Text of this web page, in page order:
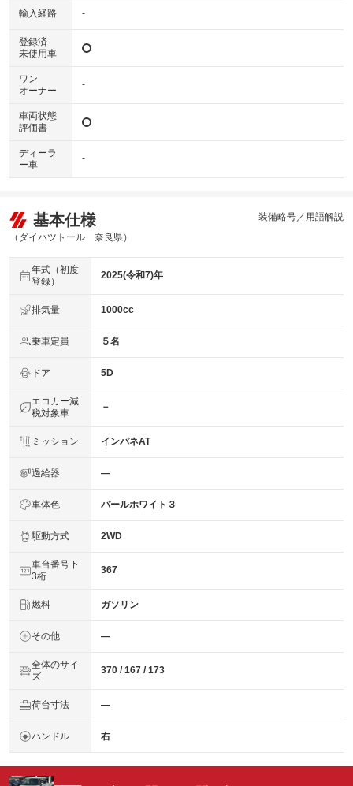
輸入経路 -
登録済
未使用車
ワン
オーナー
-
車両状態
評価書
ディーラ
ー車
-
基本仕様
（ダイハツトール 奈良県）
装備略号／用語解説
年式（初度
登録）
2025(令和7)年
排気量 1000cc
乗車定員 ５名
ドア 5D
エコカー減
税対象車
－
ミッション インパネAT
過給器 ―
車体色 パールホワイト３
駆動方式 2WD
車台番号下
3桁
367
燃料 ガソリン
その他 ―
全体のサイ
ズ
370 / 167 / 173
荷台寸法 ―
ハンドル 右